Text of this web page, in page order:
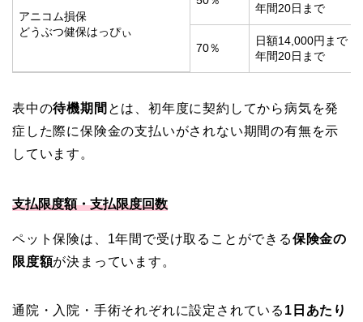
アニコム損保
どうぶつ健保はっぴぃ
年間20日まで
70％
日額14,000円まで
年間20日まで
表中の待機期間 とは、初年度に契約してから病気を発
症した際に保険金の支払いがされない期間の有無を示
しています。
支払限度額・支払限度回数
ペット保険は、1年間で受け取ることができる保険金の
限度額が決まっています。
通院・入院・手術それぞれに設定されている 1日あたり